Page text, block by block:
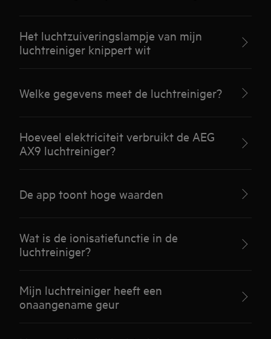
Het luchtzuiveringslampje van mijn
luchtreiniger knippert wit
Welke gegevens meet de luchtreiniger?
Hoeveel elektriciteit verbruikt de AEG
AX9 luchtreiniger?
De app toont hoge waarden
Wat is de ionisatiefunctie in de
luchtreiniger?
Mijn luchtreiniger heeft een
onaangename geur